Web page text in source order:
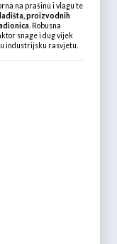
na prašinu i vlagu te
proizvodnih
. Robusna
snage i dug vijek
industrijsku rasvjetu.